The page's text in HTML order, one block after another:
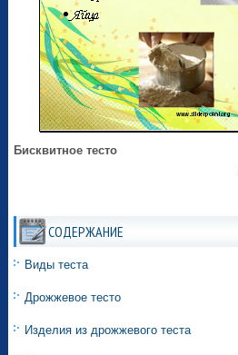
Бисквитное тесто
СОДЕРЖАНИЕ
Виды теста
Дрожжевое тесто
Изделия из дрожжевого теста